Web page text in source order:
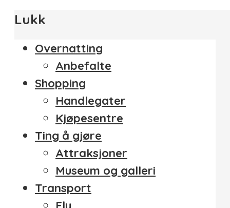
Lukk
Overnatting
Anbefalte
Shopping
Handlegater
Kjøpesentre
Ting å gjøre
Attraksjoner
Museum og galleri
Transport